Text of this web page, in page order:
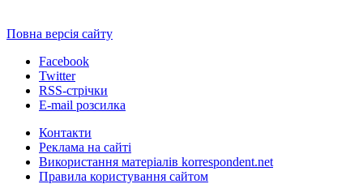
Повна версія сайту
Facebook
Twitter
RSS-стрічки
E-mail розсилка
Контакти
Реклама на сайті
Використання матеріалів korrespondent.net
Правила користування сайтом